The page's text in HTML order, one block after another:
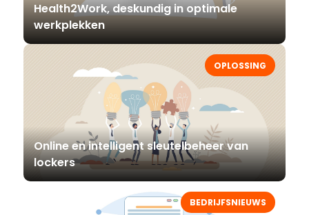
Health2Work, deskundig in optimale
werkplekken
OPLOSSING
Online en intelligent sleutelbeheer van
lockers
BEDRIJFSNIEUWS